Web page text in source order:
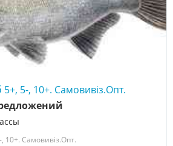
5-, 10+. Самовивіз.Опт.
10+. Самовивіз.Опт.